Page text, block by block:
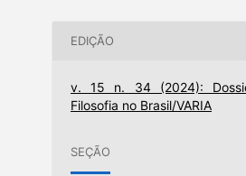
EDIÇÃO
v. 15 n. 34 (2024):
Filosofia no Brasil/VARIA
SEÇÃO